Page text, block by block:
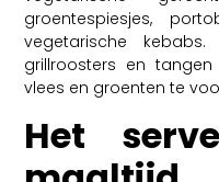
groentespiesjes,
vegetarische
grillroosters en
vlees en groenten te
Het